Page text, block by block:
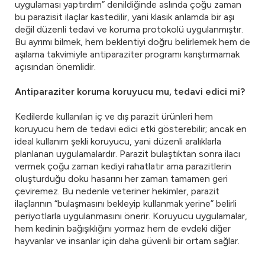
uygulaması yaptırdım” denildiğinde aslında çoğu zaman
bu parazisit ilaçlar kastedilir, yani klasik anlamda bir aşı
değil düzenli tedavi ve koruma protokolü uygulanmıştır.
Bu ayrımı bilmek, hem beklentiyi doğru belirlemek hem de
aşılama takvimiyle antiparaziter programı karıştırmamak
açısından önemlidir.
Antiparaziter koruma koruyucu mu, tedavi edici mi?
Kedilerde kullanılan iç ve dış parazit ürünleri hem
koruyucu hem de tedavi edici etki gösterebilir; ancak en
ideal kullanım şekli koruyucu, yani düzenli aralıklarla
planlanan uygulamalardır. Parazit bulaştıktan sonra ilacı
vermek çoğu zaman kediyi rahatlatır ama parazitlerin
oluşturduğu doku hasarını her zaman tamamen geri
çeviremez. Bu nedenle veteriner hekimler, parazit
ilaçlarının “bulaşmasını bekleyip kullanmak yerine” belirli
periyotlarla uygulanmasını önerir. Koruyucu uygulamalar,
hem kedinin bağışıklığını yormaz hem de evdeki diğer
hayvanlar ve insanlar için daha güvenli bir ortam sağlar.